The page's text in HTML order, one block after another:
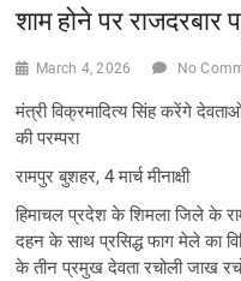
शाम होने पर राजदरबार
March 4, 2026 No
मंत्री विक्रमादित्य सिंह करेंगे
की परम्परा
रामपुर बुशहर, 4 मार्च मीनाक्षी
हिमाचल प्रदेश के शिमला जिले के
दहन के साथ प्रसिद्ध फाग मेले का
के तीन प्रमुख देवता रचोली जाख